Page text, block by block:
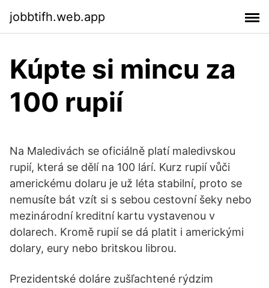
jobbtifh.web.app
Kúpte si mincu za
100 rupií
Na Maledivách se oficiálně platí maledivskou
rupií, která se dělí na 100 lárí. Kurz rupií vůči
americkému dolaru je už léta stabilní, proto se
nemusíte bát vzít si s sebou cestovní šeky nebo
mezinárodní kreditní kartu vystavenou v
dolarech. Kromě rupií se dá platit i americkými
dolary, eury nebo britskou librou.
Prezidentské doláre zušľachtené rýdzim